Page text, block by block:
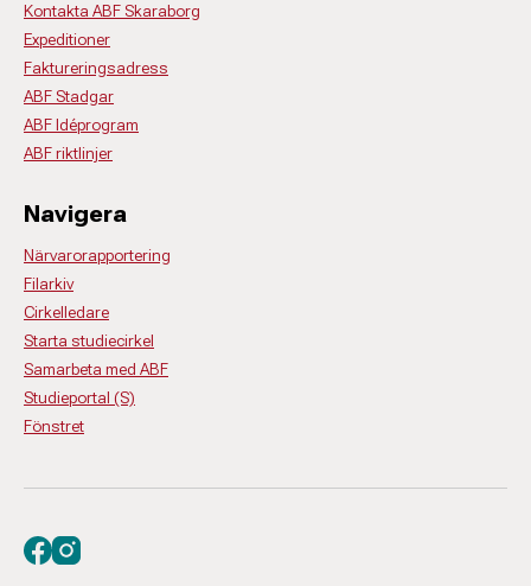
Kontakta ABF Skaraborg
Expeditioner
Faktureringsadress
ABF Stadgar
ABF Idéprogram
ABF riktlinjer
Navigera
Närvarorapportering
Filarkiv
Cirkelledare
Starta studiecirkel
Samarbeta med ABF
Studieportal (S)
Fönstret
Besök oss på facebook
Besök oss på instagram